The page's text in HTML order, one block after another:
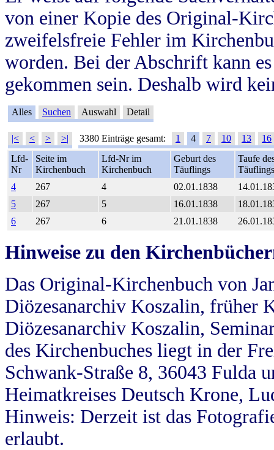
von einer Kopie des Original-
zweifelsfreie Fehler im
worden. Bei der Abschrift kann
gekommen sein. Deshalb wird
Alles Suchen Auswahl Detail
|< < > >| 3380 Einträge gesamt: 1 4 7 10 13
16
Lfd-
Nr
Seite im
Kirchenbuch
Lfd-Nr im
Kirchenbuch
Geburt des
Täuflings
Taufe
Täuflings
4
267 4 02.01.1838
5
267 5 16.01.1838
6
267 6 21.01.1838
Hinweise zu den
Das Original-Kirchenbuch von
Diözesanarchiv Koszalin, früher
Diözesanarchiv Koszalin,
des Kirchenbuches liegt in der
Schwank-Straße 8, 36043 Fulda
Heimatkreises Deutsch Krone,
Hinweis: Derzeit ist das
erlaubt.